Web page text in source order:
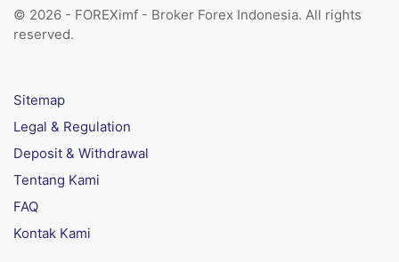
© 2026 - FOREXimf - Broker Forex Indonesia. All rights
reserved.
Sitemap
Legal & Regulation
Deposit & Withdrawal
Tentang Kami
FAQ
Kontak Kami